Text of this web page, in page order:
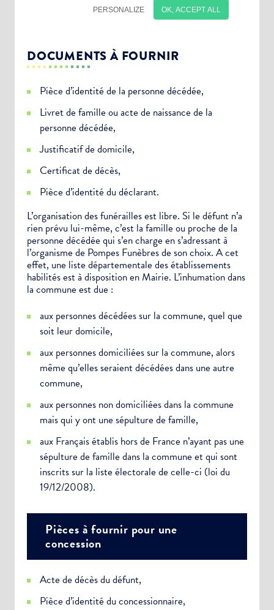
DOCUMENTS À FOURNIR
Pièce d’identité de la personne décédée,
Livret de famille ou acte de naissance de la
personne décédée,
Justificatif de domicile,
Certificat de décès,
Pièce d’identité du déclarant.
L’organisation des funérailles est libre. Si le défunt n’a
rien prévu lui-même, c’est la famille ou proche de la
personne décédée qui s’en charge en s’adressant à
l’organisme de Pompes Funèbres de son choix. A cet
effet, une liste départementale des établissements
habilités est à disposition en Mairie. L’inhumation dans
la commune est due :
aux personnes décédées sur la commune, quel que
soit leur domicile,
aux personnes domiciliées sur la commune, alors
même qu’elles seraient décédées dans une autre
commune,
aux personnes non domiciliées dans la commune
mais qui y ont une sépulture de famille,
aux Français établis hors de France n’ayant pas une
sépulture de famille dans la commune et qui sont
inscrits sur la liste électorale de celle-ci (loi du
19/12/2008).
Pièces à fournir pour une
concession
Acte de décès du défunt,
Pièce d’identité du concessionnaire,
Choisissez votre abonnement :
Alertes Mail
Newsletter Culture
Newsletter Sport et Vie associative